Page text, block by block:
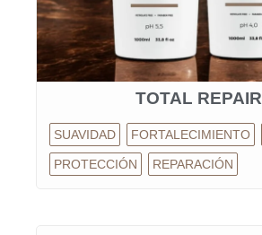
TOTAL REPAIR
SUAVIDAD FORTALECIMIENTO
PROTECCIÓN REPARACIÓN